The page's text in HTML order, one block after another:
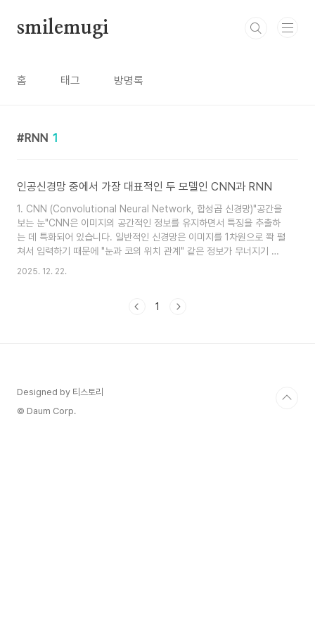
smilemugi
홈 태그 방명록
RNN 1
인공신경망 중에서 가장 대표적인 두 모델인 CNN과 RNN
1. CNN (Convolutional Neural Network, 합성곱 신경망)"공간을
보는 눈"CNN은 이미지의 공간적인 정보를 유지하면서 특징을 추출하
는 데 특화되어 있습니다. 일반적인 신경망은 이미지를 1차원으로 쫙 펼
쳐서 입력하기 때문에 "눈과 코의 위치 관계" 같은 정보가 무너지기 쉬
Layer): 필터를 거쳐 이미지의 특징 맵(Feature Map)을 생성합니다.
2025. 12. 22.
1
Designed by 티스토리
© Daum Corp.